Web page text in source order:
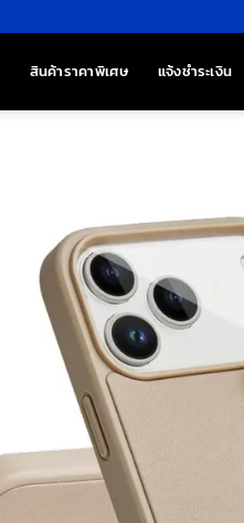
สินค้าราคาพิเศษ แจ้งชำระเงิน